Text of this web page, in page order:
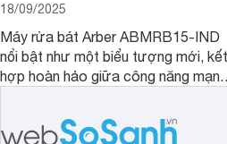
18/09/2025
Máy rửa bát Arber ABMRB15-IND
nổi bật như một biểu tượng mới, kết
hợp hoàn hảo giữa công năng mạnh
mang lại sự thoải mái và sang trọng